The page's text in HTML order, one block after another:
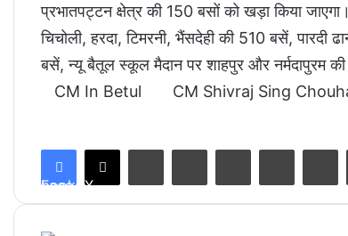
प्रभातपट्टन क्षेत्र की 150 बसों को खड़ा किया
चिचोली, हरदा, टिमरनी, भैंसदेही की 510 बसें, पारदी
बसें, न्यू बैतूल स्कूल मैदान पर शाहपुर और नर्मदापुरम
CM In Betul
CM Shivraj Sing
Facebook X